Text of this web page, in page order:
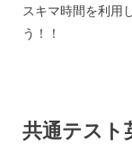
スキマ時間を利用
う！！
共通テスト